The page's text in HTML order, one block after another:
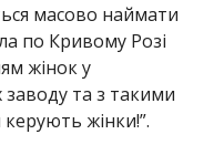
масово наймати
по Кривому Розі
жінок у
та з такими
керують жінки!”.